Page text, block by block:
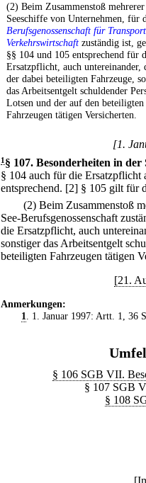
(2) Beim Zusammenstoß mehrerer
Seeschiffe von Unternehmen, für
Berufsgenossenschaft für
Verkehrswirtschaft zuständig ist,
§§ 104 und 105 entsprechend für
Ersatzpflicht, auch untereinander,
der dabei beteiligten Fahrzeuge,
das Arbeitsentgelt schuldender
Lotsen und der auf den beteiligten
Fahrzeugen tätigen Versicherten.
[1.
1§ 107. Besonderheiten in der
§ 104 auch für die Ersatzpflicht
entsprechend. [2] § 105 gilt für
(2) Beim Zusammenstoß
See-Berufsgenossenschaft
die Ersatzpflicht, auch
sonstiger das Arbeitsentgelt
beteiligten Fahrzeugen tätigen
[21.
Anmerkungen:
1
. 1. Januar 1997: Artt. 1, 36
§ 106 SGB VII.
§ 107 SGB
§ 108
[